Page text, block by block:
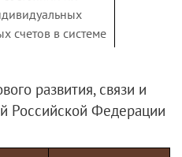
о
счетов в системе
согласно
законам
развития, связи и
Российской Федерации